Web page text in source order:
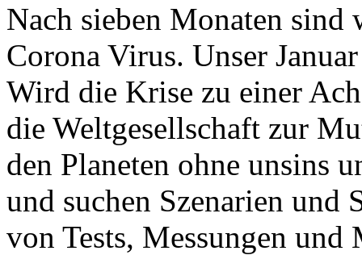
Nach sieben Monaten
Corona Virus. Unser
Wird die Krise zu einer
die Weltgesellschaft zur
den Planeten ohne unsins
und suchen Szenarien und
von Tests, Messungen und